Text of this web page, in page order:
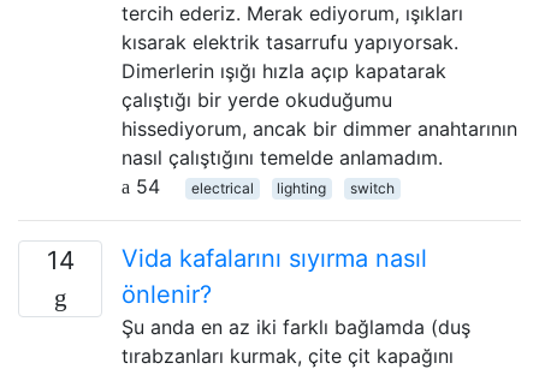
tercih ederiz. Merak ediyorum, ışıkları
kısarak elektrik tasarrufu yapıyorsak.
Dimerlerin ışığı hızla açıp kapatarak
çalıştığı bir yerde okuduğumu
hissediyorum, ancak bir dimmer anahtarının
nasıl çalıştığını temelde anlamadım.
54
electrical lighting switch
14
Vida kafalarını sıyırma nasıl
önlenir?
Şu anda en az iki farklı bağlamda (duş
tırabzanları kurmak, çite çit kapağını